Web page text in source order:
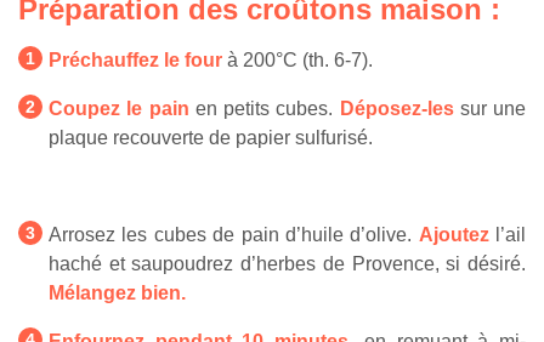
Préparation des croûtons maison :
Préchauffez le four à 200°C (th. 6-7).
Coupez le pain en petits cubes. Déposez-lessur une
plaque recouverte de papier sulfurisé.
Arrosez les cubes de pain d’huile d’olive. Ajoutezl’ail
haché et saupoudrez d’herbes de Provence, si désiré.
Mélangez bien.